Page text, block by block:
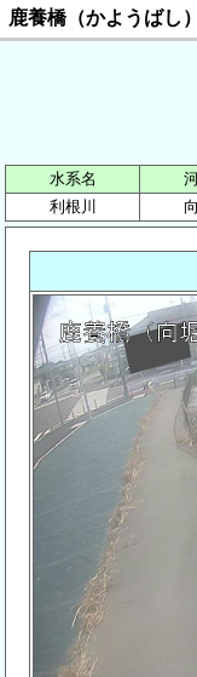
鹿養橋（かようばし）
水系名
利根川